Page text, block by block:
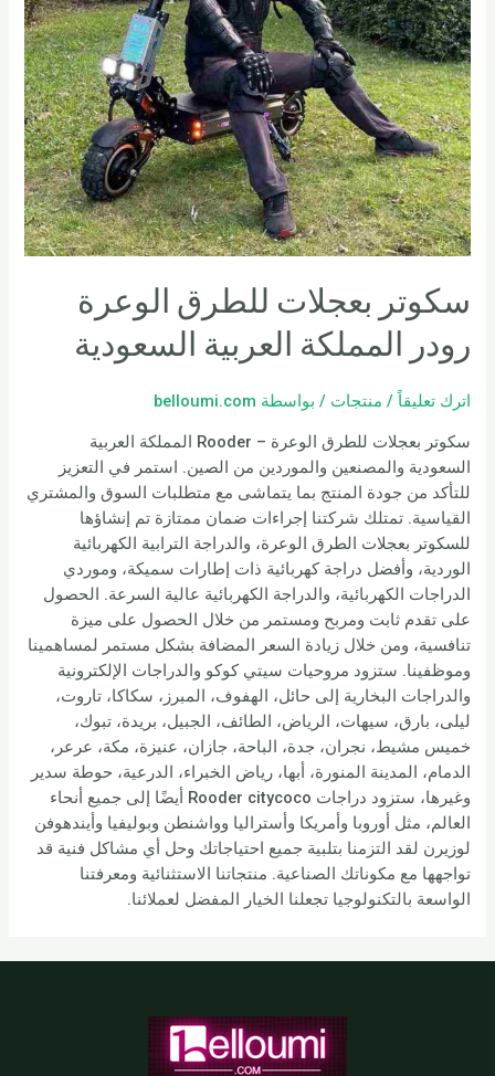
سكوتر بعجلات للطرق الوعرة
رودر المملكة العربية السعودية
اترك تعليقاً / منتجات / بواسطة belloumi.com
سكوتر بعجلات للطرق الوعرة – Rooder المملكة العربية
السعودية والمصنعين والموردين من الصين. استمر في التعزيز
للتأكد من جودة المنتج بما يتماشى مع متطلبات السوق والمشتري
القياسية. تمتلك شركتنا إجراءات ضمان ممتازة تم إنشاؤها
للسكوتر بعجلات الطرق الوعرة، والدراجة الترابية الكهربائية
الوردية، وأفضل دراجة كهربائية ذات إطارات سميكة، وموردي
الدراجات الكهربائية، والدراجة الكهربائية عالية السرعة. الحصول
على تقدم ثابت ومربح ومستمر من خلال الحصول على ميزة
تنافسية، ومن خلال زيادة السعر المضافة بشكل مستمر لمساهمينا
وموظفينا. ستزود مروحيات سيتي كوكو والدراجات الإلكترونية
والدراجات البخارية إلى حائل، الهفوف، المبرز، سكاكا، تاروت،
ليلى، بارق، سيهات، الرياض، الطائف، الجبيل، بريدة، تبوك،
خميس مشيط، نجران، جدة، الباحة، جازان، عنيزة، مكة، عرعر،
الدمام، المدينة المنورة، أبها، رياض الخبراء، الدرعية، حوطة سدير
وغيرها، ستزود دراجات Rooder citycoco أيضًا إلى جميع أنحاء
العالم، مثل أوروبا وأمريكا وأستراليا وواشنطن وبوليفيا وأيندهوفن
لوزيرن لقد التزمنا بتلبية جميع احتياجاتك وحل أي مشاكل فنية قد
تواجهها مع مكوناتك الصناعية. منتجاتنا الاستثنائية ومعرفتنا
الواسعة بالتكنولوجيا تجعلنا الخيار المفضل لعملائنا.